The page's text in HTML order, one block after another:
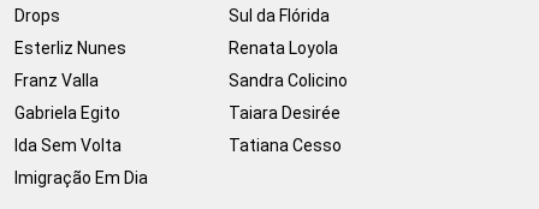
Drops
Esterliz Nunes
Franz Valla
Gabriela Egito
Ida Sem Volta
Imigração Em Dia
Sul da Flórida
Renata Loyola
Sandra Colicino
Taiara Desirée
Tatiana Cesso